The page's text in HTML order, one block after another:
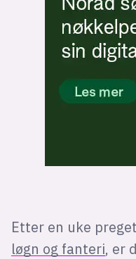
Etter en uke
løgn og fanteri, er